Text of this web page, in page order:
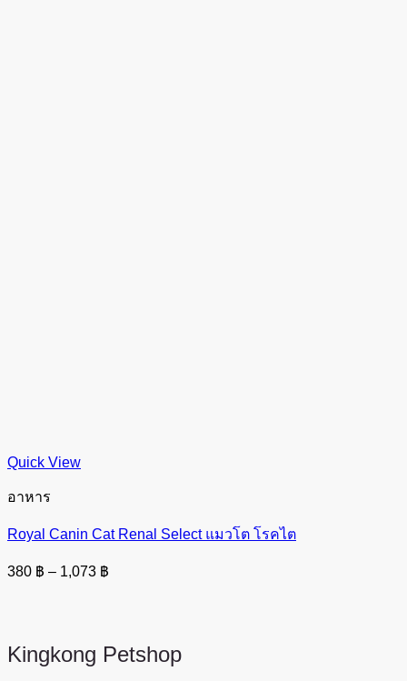
Quick View
อาหาร
Royal Canin Cat Renal Select แมวโต โรคไต
380 ฿ – 1,073 ฿
Kingkong Petshop